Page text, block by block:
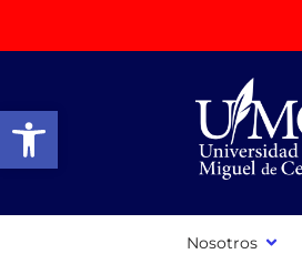
Abrir barra de
Nosotros